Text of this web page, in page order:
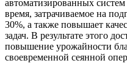
автоматизированных
время, затрачиваемое на
30%, а также повышает
задач. В результате этого
повышение урожайности
своевременной сеянной